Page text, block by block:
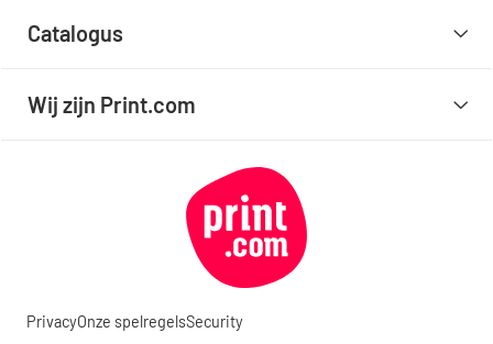
Catalogus
Wij zijn Print.com
PrivacyOnze spelregelsSecurity